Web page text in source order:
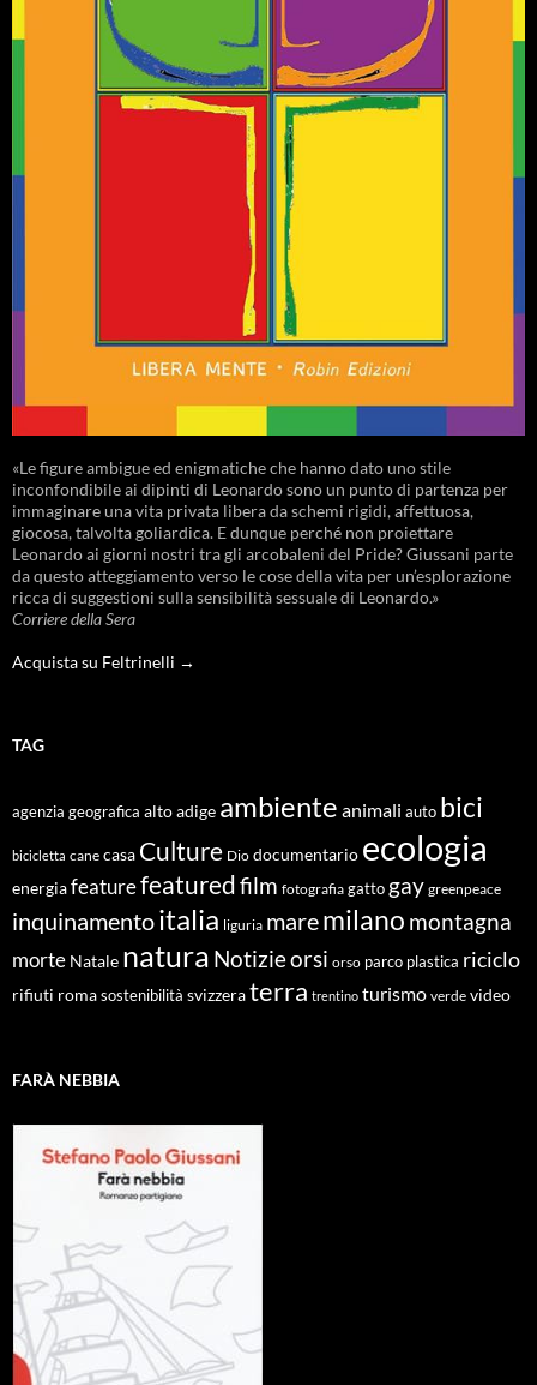
«Le figure ambigue ed enigmatiche che hanno dato uno stile
inconfondibile ai dipinti di Leonardo sono un punto di partenza per
immaginare una vita privata libera da schemi rigidi, affettuosa,
giocosa, talvolta goliardica. E dunque perché non proiettare
Leonardo ai giorni nostri tra gli arcobaleni del Pride? Giussani parte
da questo atteggiamento verso le cose della vita per un’esplorazione
ricca di suggestioni sulla sensibilità sessuale di Leonardo.»
Corriere della Sera
Acquista su Feltrinelli →
TAG
agenzia geografica alto adige ambiente animali auto bici
bicicletta cane casa Culture Dio documentario ecologia
energiafeaturefeaturedfilm fotografia gatto gay greenpeace
inquinamentoitalia liguria maremilano montagna
morte Natale natura Notizieorsi orso parco plastica riciclo
rifiuti roma sostenibilità svizzeraterra trentino turismo verde video
FARÀ NEBBIA